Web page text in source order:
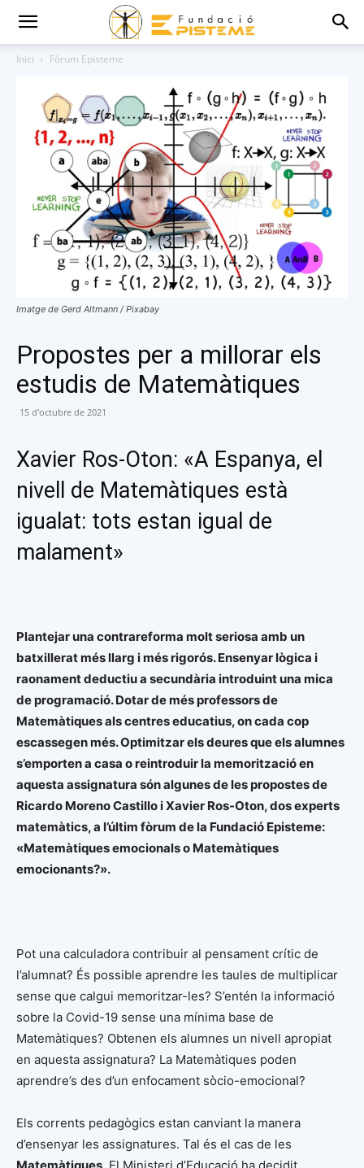
Inici Fòrum Episteme
Imatge de Gerd Altmann / Pixabay
Propostes per a millorar els
estudis de Matemàtiques
15 d'octubre de 2021
Xavier Ros-Oton: «A Espanya, el
nivell de Matemàtiques està
igualat: tots estan igual de
malament»
Plantejar una contrareforma molt seriosa amb un
batxillerat més llarg i més rigorós. Ensenyar lògica i
raonament deductiu a secundària introduint una mica
de programació. Dotar de més professors de
Matemàtiques als centres educatius, on cada cop
escassegen més. Optimitzar els deures que els alumnes
s’emporten a casa o reintroduir la memorització en
aquesta assignatura són algunes de les propostes de
Ricardo Moreno Castillo i Xavier Ros-Oton, dos experts
matemàtics, a l’últim fòrum de la Fundació Episteme:
«Matemàtiques emocionals o Matemàtiques
emocionants?».
Pot una calculadora contribuir al pensament crític de
l’alumnat? És possible aprendre les taules de multiplicar
sense que calgui memoritzar-les? S’entén la informació
sobre la Covid-19 sense una mínima base de
Matemàtiques? Obtenen els alumnes un nivell apropiat
en aquesta assignatura? La Matemàtiques poden
aprendre’s des d’un enfocament sòcio-emocional?
Els corrents pedagògics estan canviant la manera
d’ensenyar les assignatures. Tal és el cas de les